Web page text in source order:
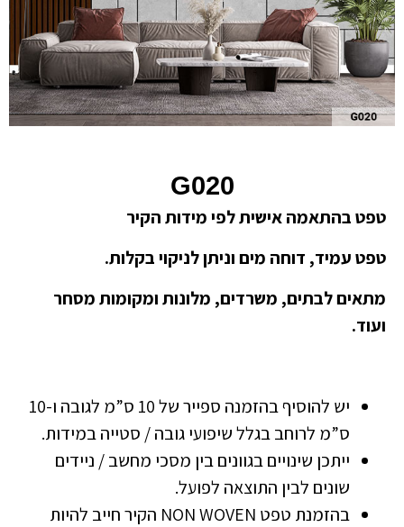
G020
טפט בהתאמה אישית לפי מידות הקיר
טפט עמיד, דוחה מים וניתן לניקוי בקלות.
מתאים לבתים, משרדים, מלונות ומקומות מסחר
ועוד.
יש להוסיף בהזמנה ספייר של 10 ס”מ לגובה ו-10
ס”מ לרוחב בגלל שיפועי גובה / סטייה במידות.
ייתכן שינויים בגוונים בין מסכי מחשב / ניידים
שונים לבין התוצאה לפועל.
בהזמנת טפט NON WOVEN הקיר חייב להיות